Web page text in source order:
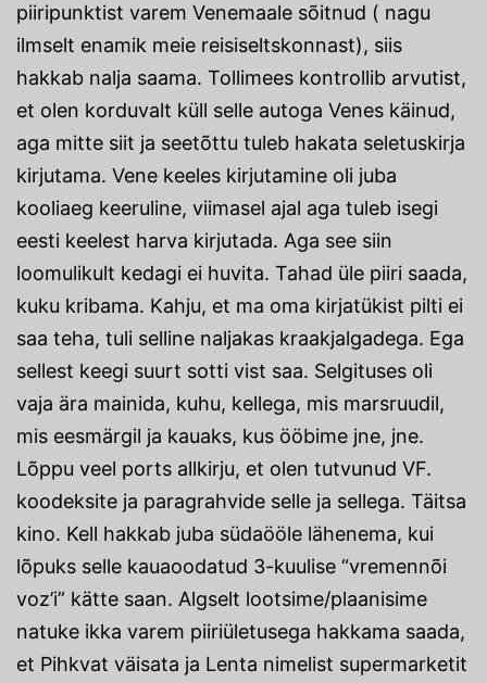
piiripunktist varem Venemaale sõitnud ( nagu
ilmselt enamik meie reisiseltskonnast), siis
hakkab nalja saama. Tollimees kontrollib arvutist,
et olen korduvalt küll selle autoga Venes käinud,
aga mitte siit ja seetõttu tuleb hakata seletuskirja
kirjutama. Vene keeles kirjutamine oli juba
kooliaeg keeruline, viimasel ajal aga tuleb isegi
eesti keelest harva kirjutada. Aga see siin
loomulikult kedagi ei huvita. Tahad üle piiri saada,
kuku kribama. Kahju, et ma oma kirjatükist pilti ei
saa teha, tuli selline naljakas kraakjalgadega. Ega
sellest keegi suurt sotti vist saa. Selgituses oli
vaja ära mainida, kuhu, kellega, mis marsruudil,
mis eesmärgil ja kauaks, kus ööbime jne, jne.
Lõppu veel ports allkirju, et olen tutvunud VF.
koodeksite ja paragrahvide selle ja sellega. Täitsa
kino. Kell hakkab juba südaööle lähenema, kui
lõpuks selle kauaoodatud 3-kuulise “vremennõi
voz’i” kätte saan. Algselt lootsime/plaanisime
natuke ikka varem piiriületusega hakkama saada,
et Pihkvat väisata ja Lenta nimelist supermarketit